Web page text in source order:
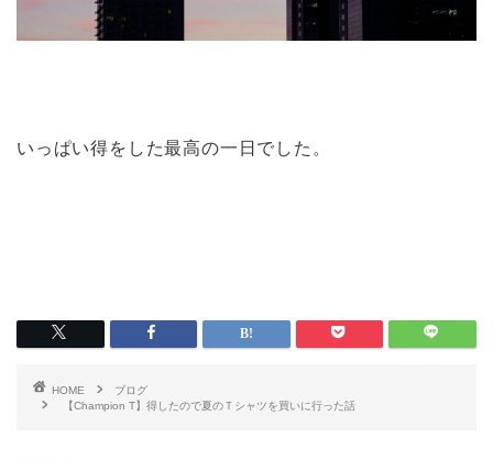
いっぱい得をした最高の一日でした。
HOME
ブログ
【Champion T】得したので夏のＴシャツを買いに行った話